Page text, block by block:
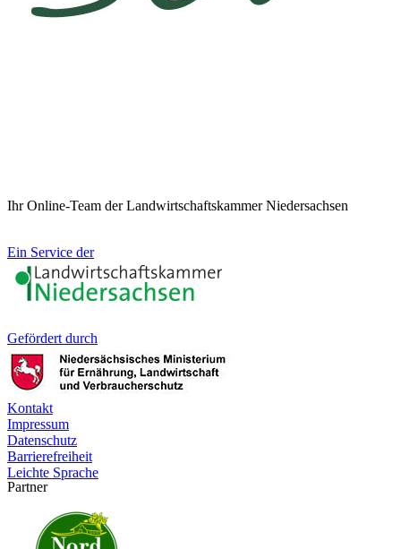
Ihr Online-Team der Landwirtschaftskammer Niedersachsen
Ein Service der
Gefördert durch
Kontakt
Impressum
Datenschutz
Barrierefreiheit
Leichte Sprache
Partner